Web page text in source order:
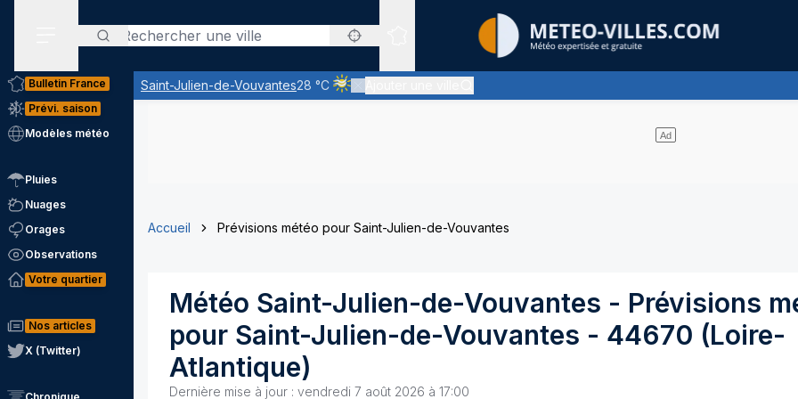
Rechercher
Sites expertis&eacute;s
Saint-Julien-de-Vouvantes28 °C
Ciel voilé par des nuages d'altitude, ternissant plus ou moins l'éclat du soleil
Bulletin France
Prévi. saison
Modèles météo
Pluies
Nuages
Orages
Observations
Votre quartier
Nos articles
X (Twitter)
Accueil Prévisions météo pour Saint-Julien-de-Vouvantes
Météo Saint-Julien-de-Vouvantes - Prévisions
pour Saint-Julien-de-Vouvantes - 44670 (Loire-
Atlantique)
Dernière mise à jour : vendredi 7 août 2026 à 17:00